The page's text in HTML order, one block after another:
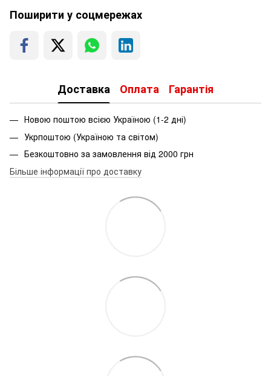
Поширити у соцмережах
Доставка Оплата Гарантія
Новою поштою всією Україною (1-2 дні)
Укрпоштою (Україною та світом)
Безкоштовно за замовлення від 2000 грн
Більше інформації про доставку